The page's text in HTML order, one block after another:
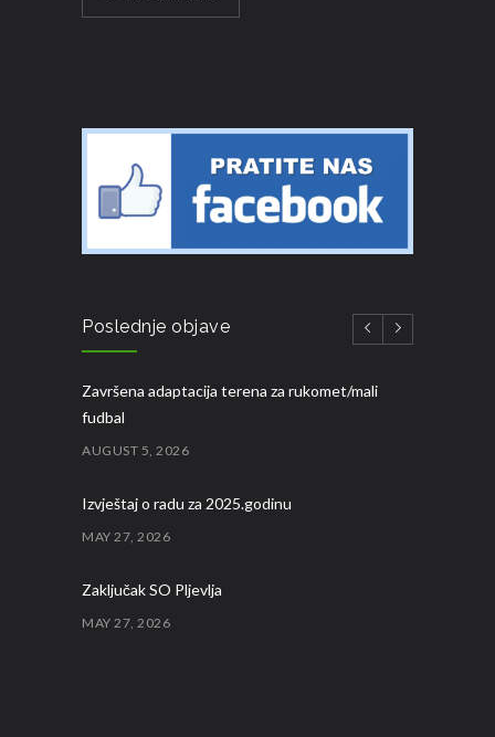
Poslednje objave
Završena adaptacija terena za rukomet/mali
fudbal
AUGUST 5, 2026
Izvještaj o radu za 2025.godinu
MAY 27, 2026
Zaključak SO Pljevlja
MAY 27, 2026